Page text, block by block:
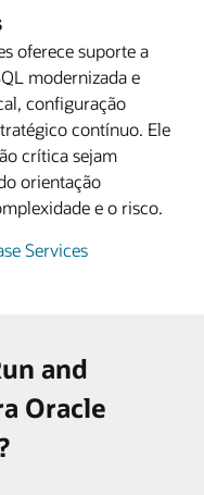
oferece suporte a
modernizada e
configuração
contínuo. Ele
crítica sejam
orientação
e o risco.
Services
and
Oracle